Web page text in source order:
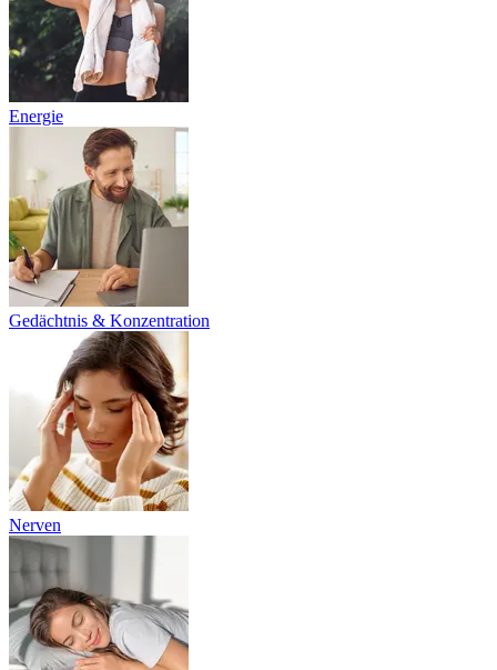
Energie
Gedächtnis & Konzentration
Nerven